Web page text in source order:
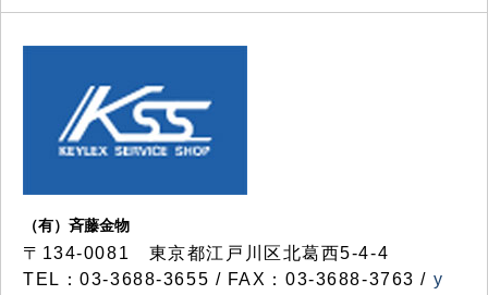
（有）斉藤金物
〒134-0081 東京都江戸川区北葛西5-4-4
TEL：03-3688-3655 / FAX：03-3688-3763 / y